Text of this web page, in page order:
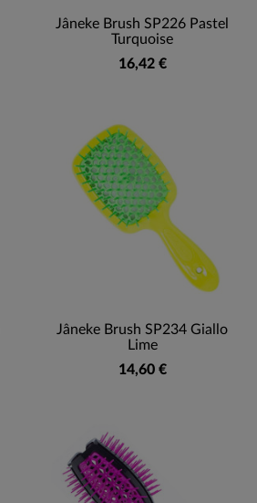
Jâneke Brush SP226 Pastel
Turquoise
16,42 €
Jâneke Brush SP234 Giallo
Lime
14,60 €